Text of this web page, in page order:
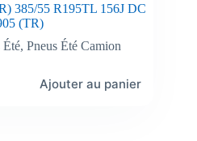
385/55 R195TL 156J DC
(TR)
Été,Pneus Été Camion
Ajouter au panier